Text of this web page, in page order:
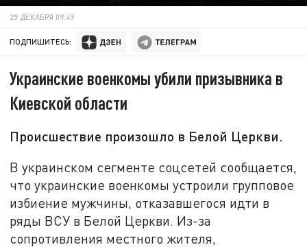
29 ДЕКАБРЯ 09:49
ПОДПИШИТЕСЬ:
Украинские военкомы убили призывника в
Киевской области
Происшествие произошло в Белой Церкви.
В украинском сегменте соцсетей сообщается,
что украинские военкомы устроили групповое
избиение мужчины, отказавшегося идти в
ряды ВСУ в Белой Церкви. Из-за
сопротивления местного жителя,